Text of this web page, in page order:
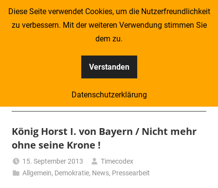
Zum
Kompass
–
Zeitung
für
Piraten
König Horst I. von Bayern / Nicht mehr
ohne seine Krone !
15. September 2013
Timecodex
Allgemein, Demokratie, News, Pressearbeit
Diese Seite verwendet Cookies, um die Nutzerfreundlichkeit
zu verbessern. Mit der weiteren Verwendung stimmen Sie
dem zu.
Verstanden
Datenschutzerklärung